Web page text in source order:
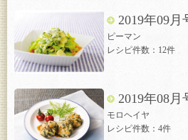
2019年09月
ピーマン
レシピ件数：12件
2019年08月
モロヘイヤ
レシピ件数：4件